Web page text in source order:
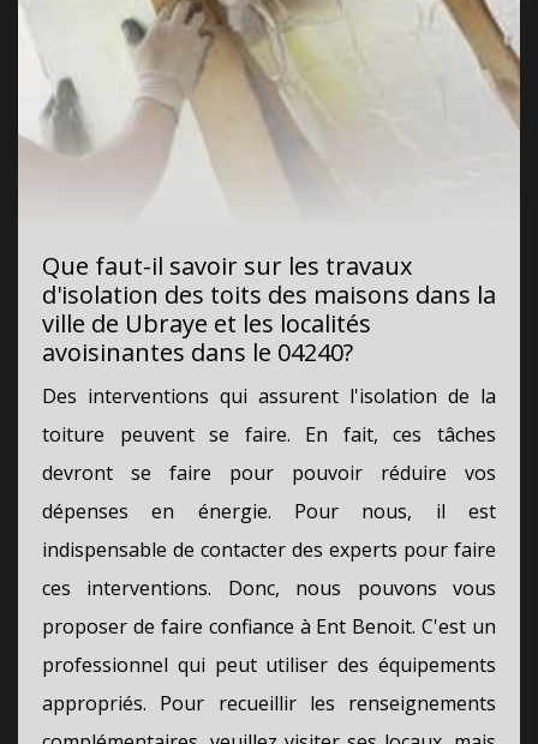
Que faut-il savoir sur les travaux
d'isolation des toits des maisons dans la
ville de Ubraye et les localités
avoisinantes dans le 04240?
Des interventions qui assurent l'isolation de la
toiture peuvent se faire. En fait, ces tâches
devront se faire pour pouvoir réduire vos
dépenses en énergie. Pour nous, il est
indispensable de contacter des experts pour faire
ces interventions. Donc, nous pouvons vous
proposer de faire confiance à Ent Benoit. C'est un
professionnel qui peut utiliser des équipements
appropriés. Pour recueillir les renseignements